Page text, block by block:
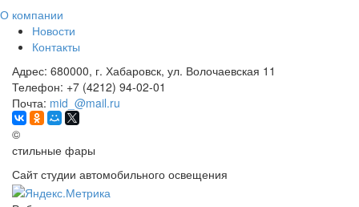
О компании
Новости
Контакты
Адрес: 680000, г. Хабаровск, ул. Волочаевская 11
Телефон: +7 (4212) 94-02-01
Почта: mid_@mail.ru
©
стильные фары
Сайт студии автомобильного освещения